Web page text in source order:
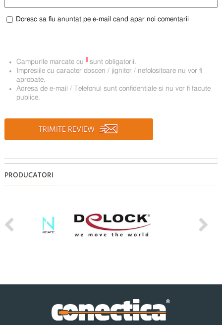
Doresc sa fiu anuntat pe e-mail cand apar noi comentarii
Campurile marcate cu
sunt obligatorii.
Impresiile cu caracter obscen / jignitor / nefolositoare nu vor fi
aprobate.
Adresa de e-mail / Telefonul sunt confidentiale si nu vor fi facute
publice.
TRIMITE REVIEW
PRODUCATORI